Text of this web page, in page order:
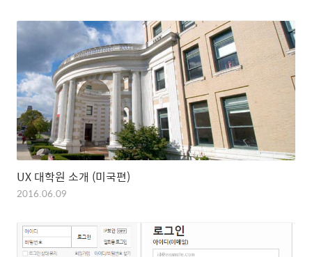
UX 대학원 소개 (미국편)
2016.06.09